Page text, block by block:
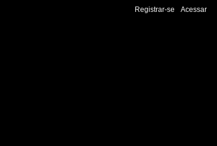
Registrar-se Acessar